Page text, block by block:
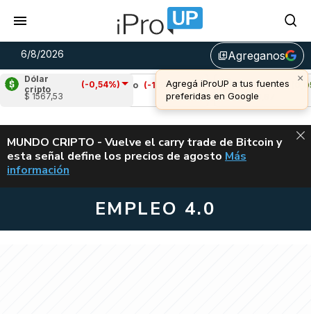
6/8/2026 library_addAgreganos
Dólar
cripto
(-0,54%)
$ 1567,53
Cardano (-1,38%)
Avalanche
(0,05%)
u$s 6,67
ALERTA
MUNDO CRIPTO - Vuelve el carry trade de Bitcoin y
esta señal define los precios de agosto VUELVE EL
Más
información
EMPLEO 4.0